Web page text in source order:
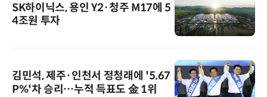
SK하이닉스, 용인 Y2·청주 M17에 5
4조원 투자
김민석, 제주·인천서 정청래에 '5.67
P%'차 승리…누적 득표도 金 1위